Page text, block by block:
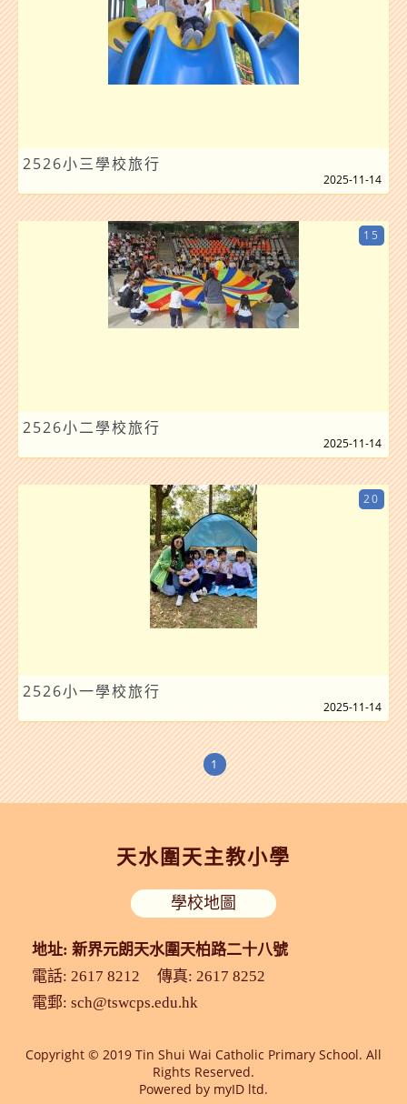
2526小三學校旅行
2025-11-14
2526小二學校旅行
15
2025-11-14
2526小一學校旅行
20
2025-11-14
1
天水圍天主教小學
地址: 新界元朗天水圍天柏路二十八號
學校地圖
電話: 2617 8212
傳真: 2617 8252
電郵: sch@tswcps.edu.hk
Copyright © 2019 Tin Shui Wai Catholic Primary School. All
Rights Reserved.
Powered by myID ltd.